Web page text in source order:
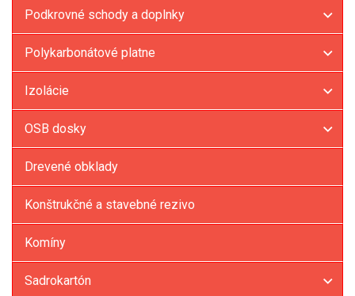
Podkrovné schody a doplnky
Polykarbonátové platne
Izolácie
OSB dosky
Drevené obklady
Konštrukčné a stavebné rezivo
Komíny
Sadrokartón